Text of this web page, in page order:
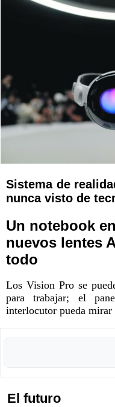
Sistema de
nunca visto de
Un notebook
nuevos lentes
todo
Los Vision Pro se
para trabajar; el
interlocutor pueda
El futuro